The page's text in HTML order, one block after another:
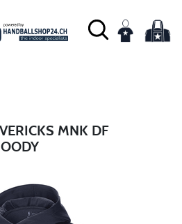
MNK DF